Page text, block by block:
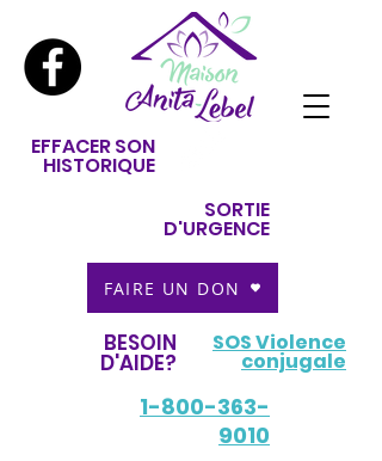
EFFACER SON
HISTORIQUE
SORTIE
D'URGENCE
FAIRE UN DON
SOS Violence
conjugale
BESOIN
D'AIDE?
1-800-363-
9010